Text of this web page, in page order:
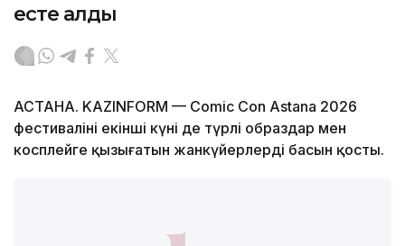
есте қалды
АСТАНА. KAZINFORM — Comic Con Astana 2026
фестивалінің екінші күні де түрлі образдар мен
косплейге қызығатын жанкүйерлердің басын қосты.